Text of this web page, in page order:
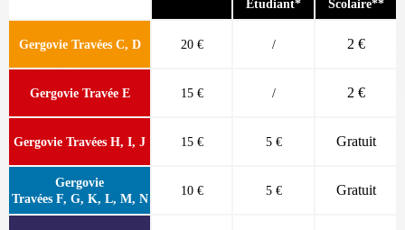
Etudiant*
Scolaire**
Gergovie Travées C, D 20 € / 2 €
Gergovie Travée E 15 € / 2 €
Gergovie Travées H, I, J 15 € 5 € Gratuit
Gergovie
Travées F, G, K, L, M, N
10 € 5 € Gratuit